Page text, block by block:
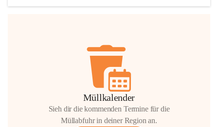
Müllkalender
Sieh dir die kommenden Termine für die
Müllabfuhr in deiner Region an.